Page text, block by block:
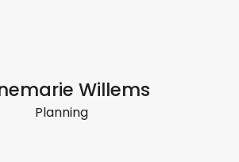
Willems
Planning